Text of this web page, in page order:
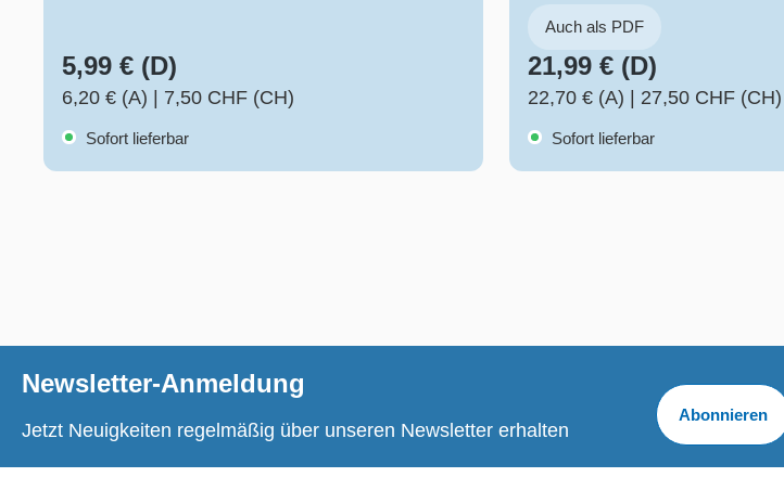
5,99 € (D)
6,20 € (A) | 7,50 CHF (CH)
Sofort lieferbar
Auch als PDF
21,99 € (D)
22,70 € (A) | 27,50 CHF (CH)
Sofort lieferbar
Newsletter-Anmeldung
Jetzt Neuigkeiten regelmäßig über unseren Newsletter erhalten
Abonnieren